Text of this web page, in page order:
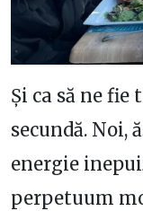
Și ca să ne
secundă. Noi,
energie
perpetuum